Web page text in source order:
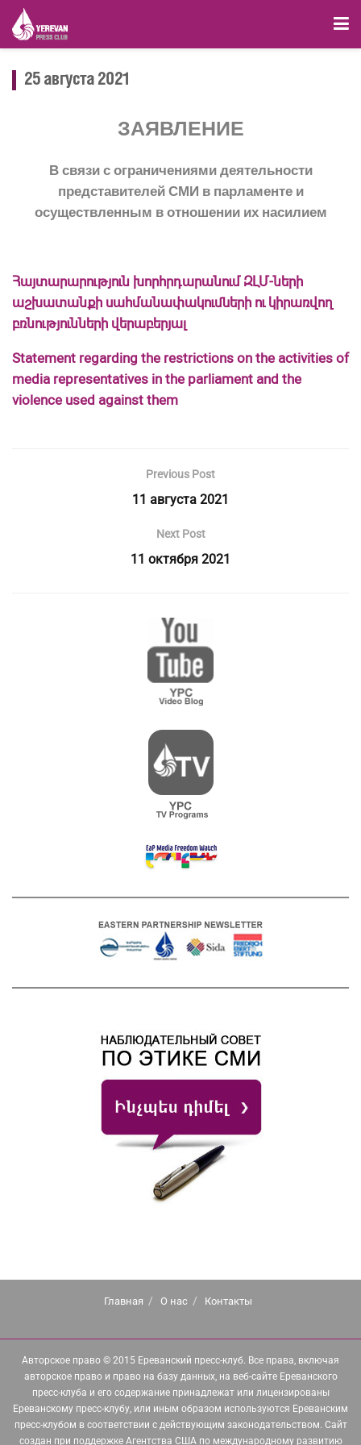
25 августа 2021
ЗАЯВЛЕНИЕ
В связи с ограничениями деятельности
представителей СМИ в парламенте и
осуществленным в отношении их насилием
Հայտարարություն խորհրդարանում ԶԼՄ-ների
աշխատանքի սահմանափակումների ու կիրառվող
բռնությունների վերաբերյալ
Statement regarding the restrictions on the activities of
media representatives in the parliament and the
violence used against them
Previous Post
11 августа 2021
Next Post
11 октября 2021
Главная О нас Контакты
Авторское право © 2015 Ереванский пресс-клуб. Все права, включая
авторское право и право на базу данных, на веб-сайте Ереванского
пресс-клуба и его содержание принадлежат или лицензированы
Ереванскому пресс-клубу, или иным образом используются Ереванским
пресс-клубом в соответствии с действующим законодательством. Сайт
создан при поддержке Агентства США по международному развитию